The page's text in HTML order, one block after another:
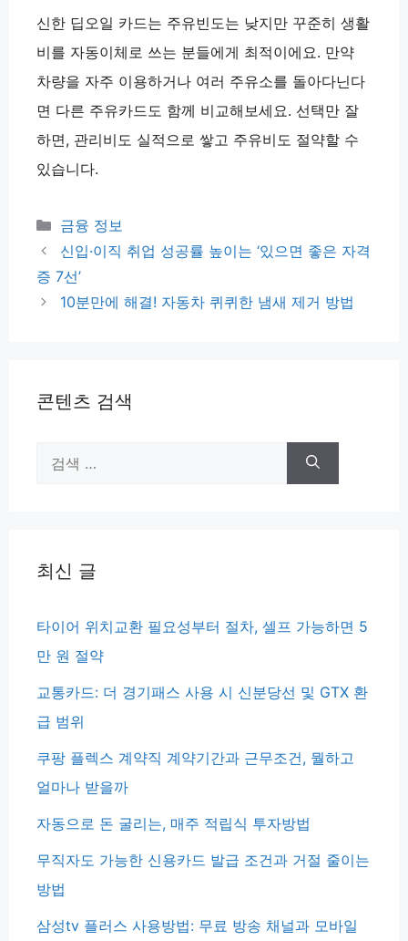
신한 딥오일 카드는 주유빈도는 낮지만 꾸준히 생활
비를 자동이체로 쓰는 분들에게 최적이에요. 만약
차량을 자주 이용하거나 여러 주유소를 돌아다닌다
면 다른 주유카드도 함께 비교해보세요. 선택만 잘
하면, 관리비도 실적으로 쌓고 주유비도 절약할 수
있습니다.
카
테
리
금융 정보
신입·이직 취업 성공률 높이는 ‘있으면 좋은 자격
증 7선’
10분만에 해결! 자동차 퀴퀴한 냄새 제거 방법
콘텐츠 검색
최신 글
타이어 위치교환 필요성부터 절차, 셀프 가능하면 5
만 원 절약
교통카드: 더 경기패스 사용 시 신분당선 및 GTX 환
급 범위
쿠팡 플렉스 계약직 계약기간과 근무조건, 뭘하고
얼마나 받을까
자동으로 돈 굴리는, 매주 적립식 투자방법
무직자도 가능한 신용카드 발급 조건과 거절 줄이는
방법
삼성tv 플러스 사용방법: 무료 방송 채널과 모바일